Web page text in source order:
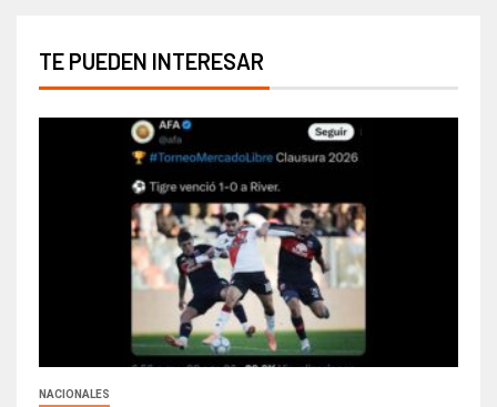
TE PUEDEN INTERESAR
NACIONALES